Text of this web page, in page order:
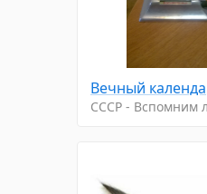
Вечный
CCCP - Вспомним